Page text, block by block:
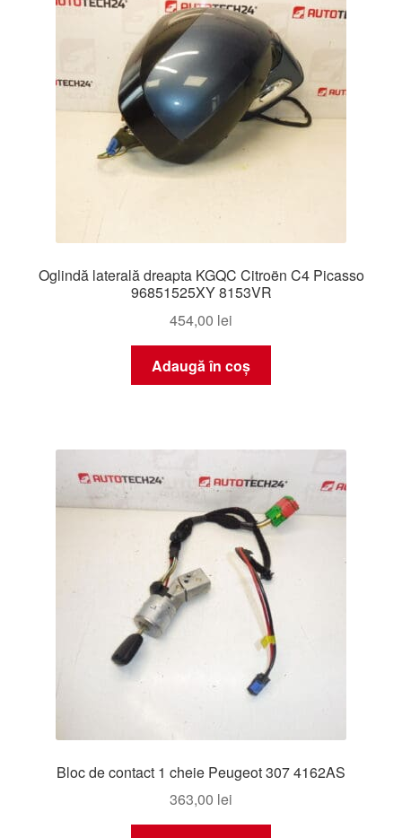
Oglindă laterală dreapta KGQC Citroën C4 Picasso
96851525XY 8153VR
454,00 lei
Adaugă în coș
Bloc de contact 1 cheie Peugeot 307 4162AS
363,00 lei